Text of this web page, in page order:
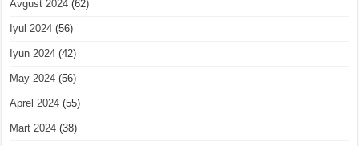
Avgust 2024 (62)
Iyul 2024 (56)
Iyun 2024 (42)
May 2024 (56)
Aprel 2024 (55)
Mart 2024 (38)